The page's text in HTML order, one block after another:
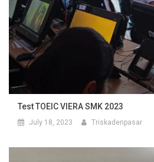
Test TOEIC VIERA SMK 2023
July 18, 2023 Triskadenpasar